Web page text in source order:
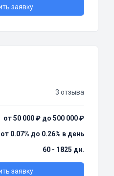
заявку
3 отзыва
от 50 000 ₽ до 500 000 ₽
от 0.07% до 0.26% в день
60 - 1825 дн.
заявку